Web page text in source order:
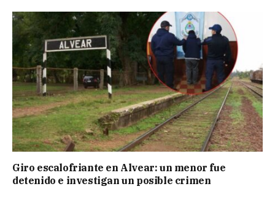
Giro escalofriante en Alvear: un menor fue
detenido e investigan un posible crimen